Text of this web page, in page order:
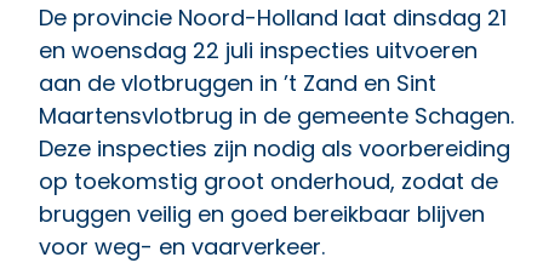
De provincie Noord-Holland laat dinsdag 21
en woensdag 22 juli inspecties uitvoeren
aan de vlotbruggen in ’t Zand en Sint
Maartensvlotbrug in de gemeente Schagen.
Deze inspecties zijn nodig als voorbereiding
op toekomstig groot onderhoud, zodat de
bruggen veilig en goed bereikbaar blijven
voor weg- en vaarverkeer.